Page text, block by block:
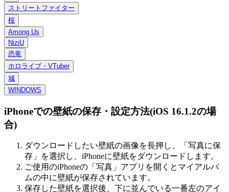
ストリートファイター
桜
Among Us
NiziU
恐竜
ホロライブ・VTuber
城
WINDOWS
iPhoneでの壁紙の保存・設定方法(iOS 16.1.2の場
合)
ダウンロードしたい壁紙の画像を長押し、「 写真に保
存 」を選択し、iPhoneに壁紙をダウンロードします。
ご使用のiPhoneの「 写真 」アプリを開くと マイアルバ
ムの中に壁紙が保存されています。
保存した壁紙を選択後、下に並んでいる一番左のアイ